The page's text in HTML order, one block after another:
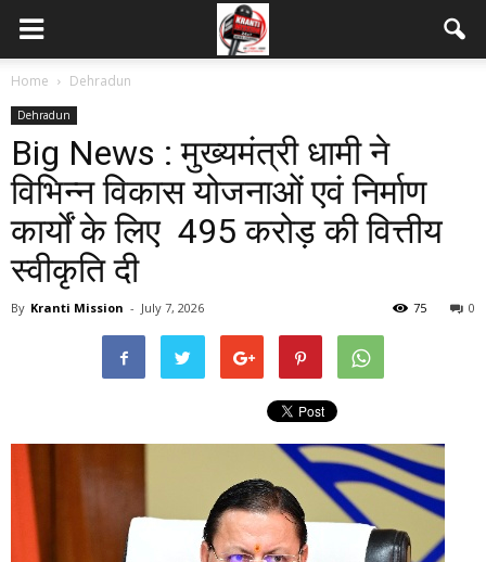
Home Dehradun
Dehradun
Big News : मुख्यमंत्री धामी ने
विभिन्न विकास योजनाओं एवं निर्माण
कार्यों के लिए ₹ 495 करोड़ की वित्तीय
स्वीकृति दी
By Kranti Mission - July 7, 2026 0
75